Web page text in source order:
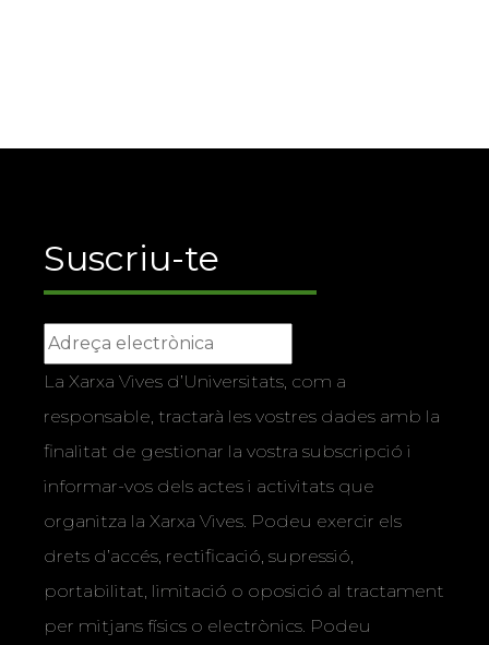
Suscriu-te
La Xarxa Vives d’Universitats, com a
responsable, tractarà les vostres dades amb la
finalitat de gestionar la vostra subscripció i
informar-vos dels actes i activitats que
organitza la Xarxa Vives. Podeu exercir els
drets d’accés, rectificació, supressió,
portabilitat, limitació o oposició al tractament
per mitjans físics o electrònics. Podeu